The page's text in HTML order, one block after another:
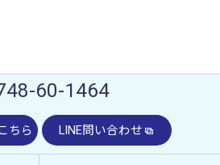
60-1464
ちら LINE問い合わせ